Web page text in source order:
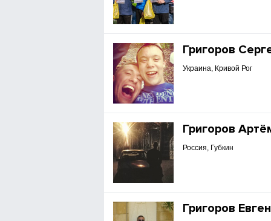
Григоров
Украина, Кривой Рог
Григоров
Россия, Губкин
Григоров